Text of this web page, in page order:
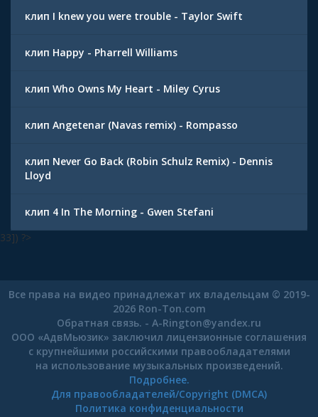
клип I knew you were trouble - Taylor Swift
клип Happy - Pharrell Williams
клип Who Owns My Heart - Miley Cyrus
клип Angetenar (Navas remix) - Rompasso
клип Never Go Back (Robin Schulz Remix) - Dennis
Lloyd
клип 4 In The Morning - Gwen Stefani
33]) ?>
Все права на видео принадлежат их владельцам © 2019-
2026 Ron-Ton.com
Обратная связь. - A-Rington@yandex.ru
ООО «АдвМьюзик» заключил лицензионные соглашения
с крупнейшими российскими правообладателями
на использование музыкальных произведений.
Подробнее.
Для правообладателей/Copyright (DMCA)
Политика конфиденциальности